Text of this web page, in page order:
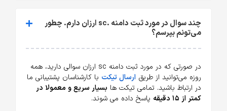
چند سوال در مورد ثبت دامنه .sc ارزان دارم. چطور
می‌تونم بپرسم؟
در صورتی که در مورد ثبت دامنه sc ارزان سوالی دارید، همه
روزه می‌توانید از طریق ارسال تیکت با کارشناسان پشتیبانی ما
در ارتباط باشید. تمامی تیکت ها بسیار سریع و معمولا در
کمتر از ۱۵ دقیقه
پاسخ داده می شوند.